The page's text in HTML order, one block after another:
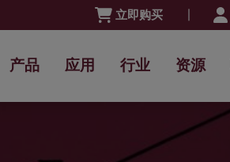
立即购买
产品 应用 行业 资源